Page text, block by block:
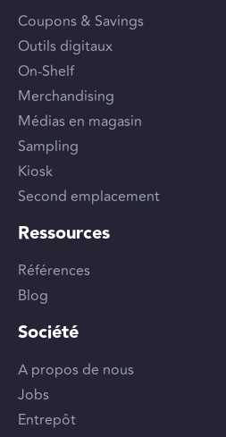
Coupons & Savings
Outils digitaux
On-Shelf
Merchandising
Médias en magasin
Sampling
Kiosk
Second emplacement
Ressources
Références
Blog
Société
A propos de nous
Jobs
Entrepôt